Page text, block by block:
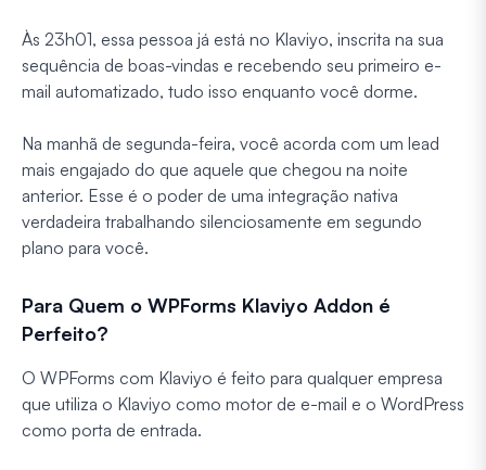
Às 23h01, essa pessoa já está no Klaviyo, inscrita na sua
sequência de boas-vindas e recebendo seu primeiro e-
mail automatizado, tudo isso enquanto você dorme.
Na manhã de segunda-feira, você acorda com um lead
mais engajado do que aquele que chegou na noite
anterior. Esse é o poder de uma integração nativa
verdadeira trabalhando silenciosamente em segundo
plano para você.
Para Quem o WPForms Klaviyo Addon é
Perfeito?
O WPForms com Klaviyo é feito para qualquer empresa
que utiliza o Klaviyo como motor de e-mail e o WordPress
como porta de entrada.